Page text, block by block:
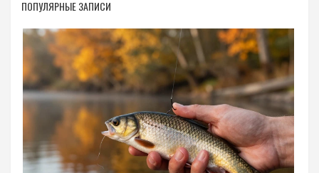
ПОПУЛЯРНЫЕ ЗАПИСИ